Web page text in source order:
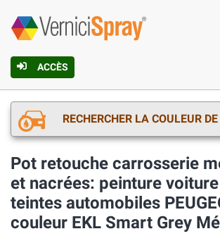
ACCÈS
RECHERCHER LA COULEUR
Pot retouche carrosserie
et nacrées: peinture
teintes automobiles
couleur EKL Smart Grey